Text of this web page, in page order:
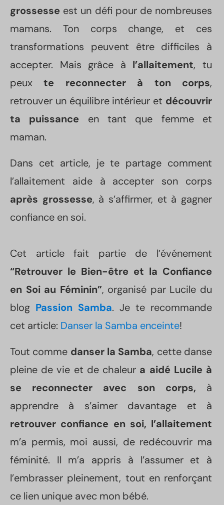
grossesse est un défi pour de nombreuses
mamans. Ton corps change, et ces
transformations peuvent être difficiles à
accepter. Mais grâce à l’allaitement, tu
peuxte reconnecter à ton corps,
retrouver un équilibre intérieur et découvrir
ta puissance en tant que femme et
maman.
Dans cet article, je te partage comment
l’allaitement aide à accepter son corps
après grossesse, à s’affirmer, et à gagner
confiance en soi.
Cet article fait partie de l’événement
“Retrouver le Bien-être et la Confiance
en Soi au Féminin”, organisé par Lucile du
blog Passion Samba. Je te recommande
cet article: Danser la Samba enceinte!
Tout comme danser la Samba, cette danse
pleine de vie et de chaleur a aidé Lucile à
se reconnecter avec son corps, à
apprendre à s’aimer davantage et à
retrouver confiance en soi, l’allaitement
m’a permis, moi aussi, de redécouvrir ma
féminité. Il m’a appris à l’assumer et à
l’embrasser pleinement, tout en renforçant
ce lien unique avec mon bébé.